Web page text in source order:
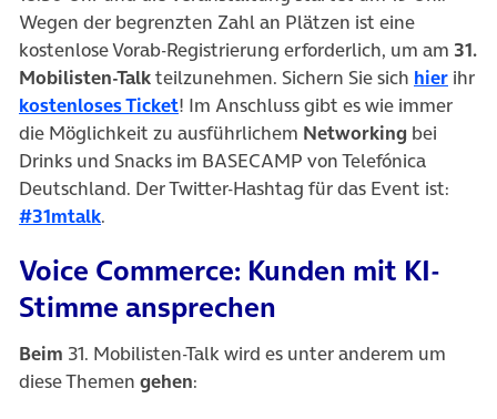
Wegen der begrenzten Zahl an Plätzen ist eine
kostenlose Vorab-Registrierung erforderlich, um am 31.
Mobilisten-Talkteilzunehmen. Sichern Sie sich hier ihr
kostenloses Ticket(öffnet in neuem Tab)
! Im Anschluss gibt es wie immer
die Möglichkeit zu ausführlichem Networking bei
Drinks und Snacks im BASECAMP von Telefónica
Deutschland. Der Twitter-Hashtag für das Event ist:
#31mtalk(öffnet in neuem Tab)
.
Voice Commerce: Kunden mit KI-
Stimme ansprechen
Beim 31. Mobilisten-Talk wird es unter anderem um
diese Themen gehen: